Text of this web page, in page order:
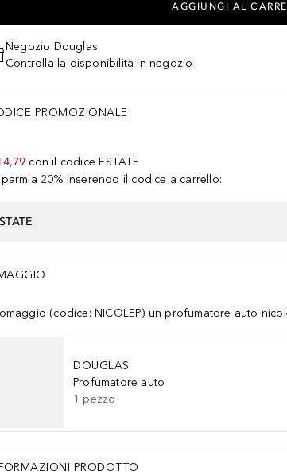
AGGIUNGI AL
Negozio Douglas
Controlla la disponibilità in negozio
PROMOZIONALE
con il codice ESTATE
20% inserendo il codice a carrello:
(codice: NICOLEP) un profumatore auto
DOUGLAS
Profumatore auto
1 pezzo
PRODOTTO